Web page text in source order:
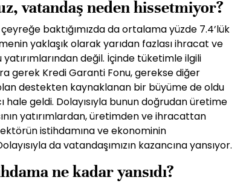
vatandaş neden hissetmiyor?
çeyreğe baktığımızda da ortalama yüzde 7.4’lük
yaklaşık olarak yarıdan faz­lası ihracat ve
değil. İçinde tüketimle ilgili
gerek Kredi Garanti Fonu, gerekse diğer
destek­ten kaynaklanan bir büyüme de oldu
hale geldi. Dolayısıyla bunun doğrudan üretime
yatırımlardan, üretimden ve ihracattan
istihdamına ve ekonominin
da vatan­daşımızın kazancına yansıyor.
ne kadar yansıdı?